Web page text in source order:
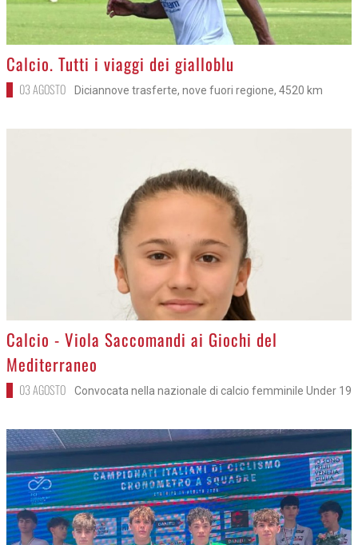
>
Calcio. Tutti i viaggi dei gialloblu
03 AGOSTO Diciannove trasferte, nove fuori regione, 4520 km
>
Calcio - Viola Saccomandi ai Giochi del
Mediterraneo
03 AGOSTO Convocata nella nazionale di calcio femminile Under 19